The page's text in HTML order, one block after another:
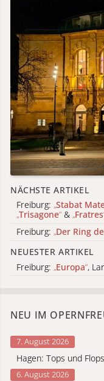
NÄCHSTE ARTIKEL
Freiburg: „Stabat
„Trisagone“ & „Fratres
Freiburg: „Der Ring
NEUESTER ARTIKEL
Freiburg: „Europa“,
NEU IM
7. August 2026
Hagen: Tops und
6. August 2026